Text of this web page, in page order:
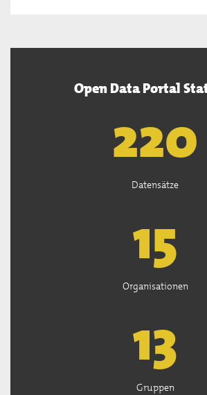
Open Data Portal
222
Datensätze
15
Organisationen
13
Gruppen